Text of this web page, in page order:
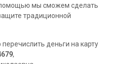
мы сможем сделать
традиционной
деньги на карту
,